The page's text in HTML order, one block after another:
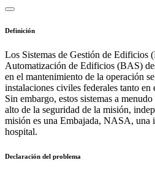
Definición
Los Sistemas de Gestión de Edificios
Automatización de Edificios (BAS)
en el mantenimiento de la operación
instalaciones civiles federales tanto
Sin embargo, estos sistemas a
alto de la seguridad de la misión,
misión es una Embajada, NASA, una
hospital.
Declaración del problema